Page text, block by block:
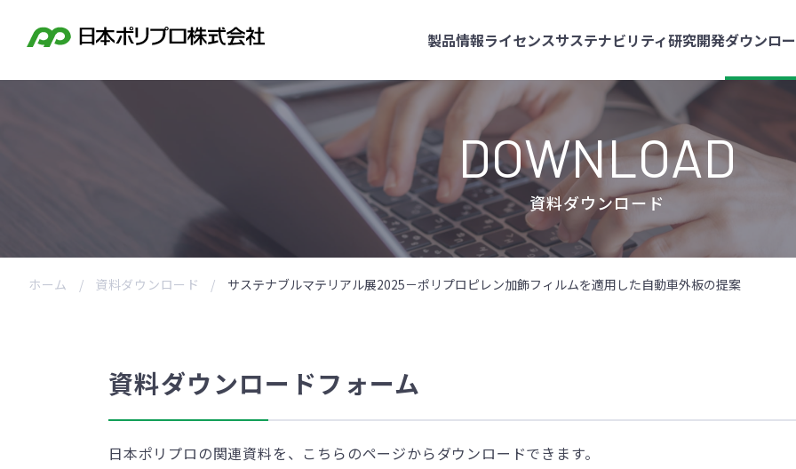
製品情報ライセンスサステナビリティ研究開発ダウンロ
DOWNLOAD
資料ダウンロード
ホーム 資料ダウンロード サステナブルマテリアル展2025－ポリプロピレン加飾フィルムを適用した自動車外板の提案
資料ダウンロードフォーム
日本ポリプロの関連資料を、こちらのページからダウンロードできます。